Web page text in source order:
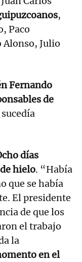
,
Paco
Alonso, Julio
Fernando
de
días
hielo. “Había
que se había
El presidente
de que los
el trabajo
la
en el